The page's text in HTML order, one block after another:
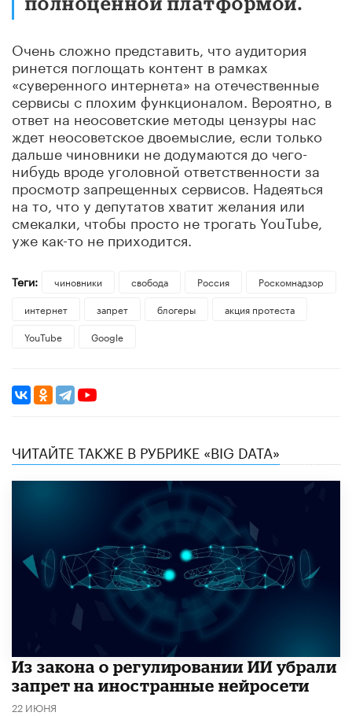
Очень сложно представить, что аудитория
ринется поглощать контент в рамках
«суверенного интернета» на отечественные
сервисы с плохим функционалом. Вероятно, в
ответ на неосоветские методы цензуры нас
ждет неосоветское двоемыслие, если только
дальше чиновники не додумаются до чего-
нибудь вроде уголовной ответственности за
просмотр запрещенных сервисов. Надеяться
на то, что у депутатов хватит желания или
смекалки, чтобы просто не трогать YouTube,
уже как-то не приходится.
Теги: чиновники свобода Россия
Роскомнадзор
интернет
запрет блогеры
акция протеста
YouTube
Google
ЧИТАЙТЕ ТАКЖЕ В РУБРИКЕ «BIG DATA»
Из закона о регулировании ИИ убрали
запрет на иностранные нейросети
22 ИЮНЯ